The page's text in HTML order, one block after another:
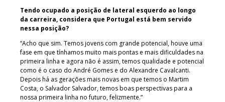
Tendo ocupado a posição de lateral esquerdo ao longo
da carreira, considera que Portugal está bem servido
nessa posição?
“Acho que sim. Temos jovens com grande potencial, houve uma
fase em que tínhamos muito mais pontas e mais dificuldades na
primeira linha e agora não é assim, temos qualidade e potencial
como é o caso do André Gomes e do Alexandre Cavalcanti.
Depois há as gerações mais novas em que temos o Martim
Costa, o Salvador Salvador, temos boas perspectivas para a
nossa primeira linha no futuro, felizmente.”